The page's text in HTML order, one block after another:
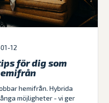
12
för dig som
hemifrån. Hybrida
möjligheter - vi ger